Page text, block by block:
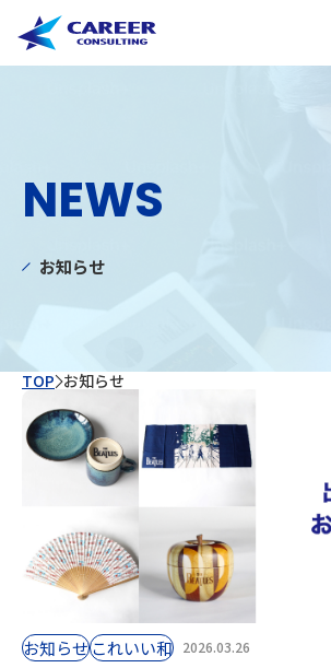
NEWS
お知らせ
TOP お知らせ
お知らせこれいい和 2026.03.26